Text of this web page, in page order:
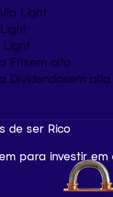
Light
Light
FIIsem alta
Dividendosem alta
de ser Rico
para investir